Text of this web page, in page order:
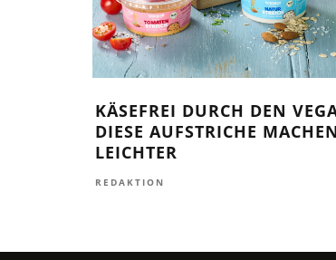
KÄSEFREI DURCH DEN
DIESE AUFSTRICHE
LEICHTER
REDAKTION